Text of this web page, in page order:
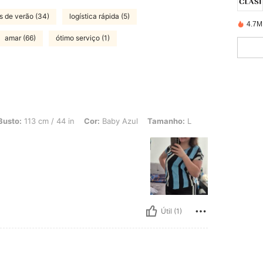
de verão (34) logística rápida (5)
amar (66) ótimo serviço (1)
/ 44 in, Cor: Baby Azul, Tamanho: L
113 cm / 44 in Cor: Baby Azul Tamanho: L
Útil (1)